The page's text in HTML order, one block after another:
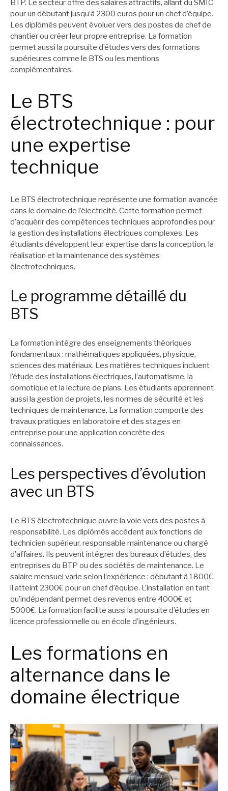
BTP. Le secteur offre des salaires attractifs, allant du SMIC
pour un débutant jusqu’à 2300 euros pour un chef d’équipe.
Les diplômés peuvent évoluer vers des postes de chef de
chantier ou créer leur propre entreprise. La formation
permet aussi la poursuite d’études vers des formations
supérieures comme le BTS ou les mentions
complémentaires.
Le BTS
électrotechnique : pour
une expertise
technique
Le BTS électrotechnique représente une formation avancée
dans le domaine de l’électricité. Cette formation permet
d’acquérir des compétences techniques approfondies pour
la gestion des installations électriques complexes. Les
étudiants développent leur expertise dans la conception, la
réalisation et la maintenance des systèmes
électrotechniques.
Le programme détaillé du
BTS
La formation intègre des enseignements théoriques
fondamentaux : mathématiques appliquées, physique,
sciences des matériaux. Les matières techniques incluent
l’étude des installations électriques, l’automatisme, la
domotique et la lecture de plans. Les étudiants apprennent
aussi la gestion de projets, les normes de sécurité et les
techniques de maintenance. La formation comporte des
travaux pratiques en laboratoire et des stages en
entreprise pour une application concrète des
connaissances.
Les perspectives d’évolution
avec un BTS
Le BTS électrotechnique ouvre la voie vers des postes à
responsabilité. Les diplômés accèdent aux fonctions de
technicien supérieur, responsable maintenance ou chargé
d’affaires. Ils peuvent intégrer des bureaux d’études, des
entreprises du BTP ou des sociétés de maintenance. Le
salaire mensuel varie selon l’expérience : débutant à 1800€,
il atteint 2300€ pour un chef d’équipe. L’installation en tant
qu’indépendant permet des revenus entre 4000€ et
5000€. La formation facilite aussi la poursuite d’études en
licence professionnelle ou en école d’ingénieurs.
Les formations en
alternance dans le
domaine électrique